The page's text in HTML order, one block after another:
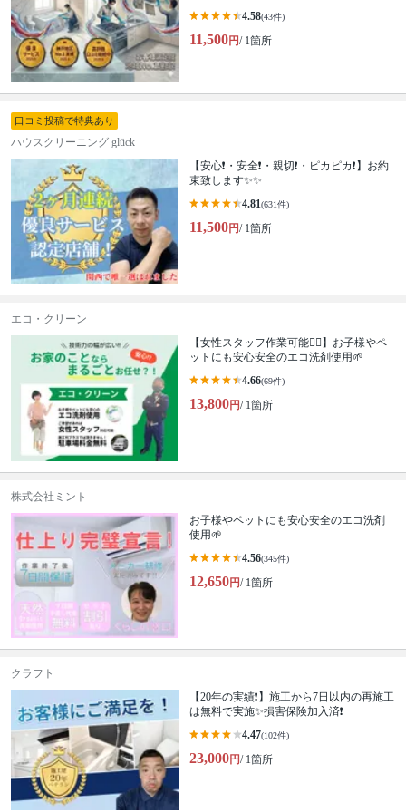
4.58(43件)
11,500円/ 1箇所
口コミ投稿で特典あり
ハウスクリーニング glück
【安心❗️・安全❗️・親切❗️・ピカピカ❗️】お約
束致します✨✨
4.81(631件)
11,500円/ 1箇所
エコ・クリーン
【女性スタッフ作業可能🙆‍♀️】お子様やペ
ットにも安心安全のエコ洗剤使用🌱
4.66(69件)
13,800円/ 1箇所
株式会社ミント
お子様やペットにも安心安全のエコ洗剤
使用🌱
4.56(345件)
12,650円/ 1箇所
クラフト
【20年の実績❗️】施工から7日以内の再施工
は無料で実施✨損害保険加入済❗️
4.47(102件)
23,000円/ 1箇所